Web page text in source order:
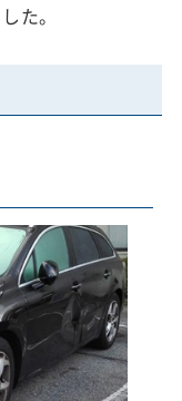
た。